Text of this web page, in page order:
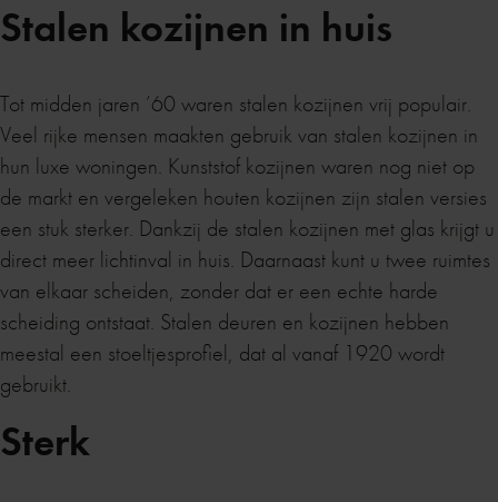
Stalen kozijnen in huis
Tot midden jaren ’60 waren stalen kozijnen vrij populair.
Veel rijke mensen maakten gebruik van stalen kozijnen in
hun luxe woningen. Kunststof kozijnen waren nog niet op
de markt en vergeleken houten kozijnen zijn stalen versies
een stuk sterker. Dankzij de stalen kozijnen met glas krijgt u
direct meer lichtinval in huis. Daarnaast kunt u twee ruimtes
van elkaar scheiden, zonder dat er een echte harde
scheiding ontstaat. Stalen deuren en kozijnen hebben
meestal een stoeltjesprofiel, dat al vanaf 1920 wordt
gebruikt.
Sterk